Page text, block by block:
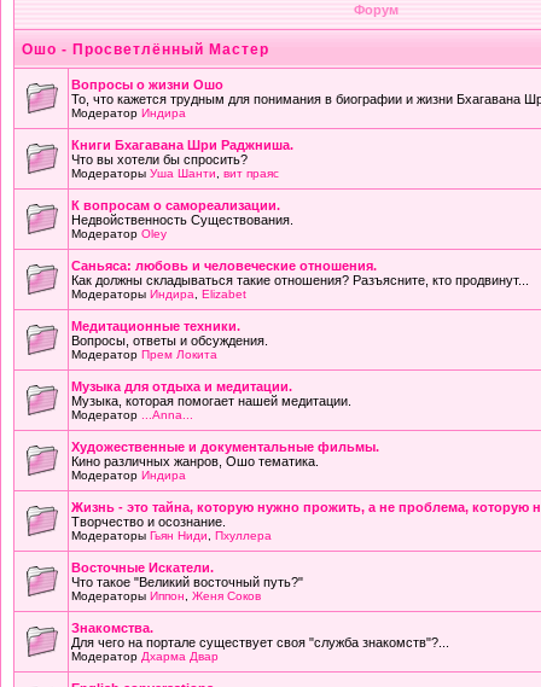
Форум
Ошо - Просветлённый Мастер
Вопросы о жизни Ошо
То, что кажется трудным для понимания в биографии и жизни Бхагавана
Модератор Индира
Книги Бхагавана Шри Раджниша.
Что вы хотели бы спросить?
Модераторы Уша Шанти вит праяс
К вопросам о самореализации.
Недвойственность Существования.
Модератор Oley
Саньяса: любовь и человеческие отношения.
Как должны складываться такие отношения? Разъясните, кто продвинут...
Модераторы Индира Elizabet
Медитационные техники.
Вопросы, ответы и обсуждения.
Модератор Прем Локита
Музыка для отдыха и медитации.
Музыка, которая помогает нашей медитации.
Модератор ...Anna...
Художественные и документальные фильмы.
Кино различных жанров, Ошо тематика.
Модератор Индира
Жизнь - это тайна, которую нужно прожить, а не проблема, которую
Творчество и осознание.
Модераторы Гьян Ниди Пхуллера
Восточные Искатели.
Что такое "Великий восточный путь?"
Модераторы Иппон Женя Соков
Знакомства.
Для чего на портале существует своя "служба знакомств"?...
Модератор Дхарма Двар